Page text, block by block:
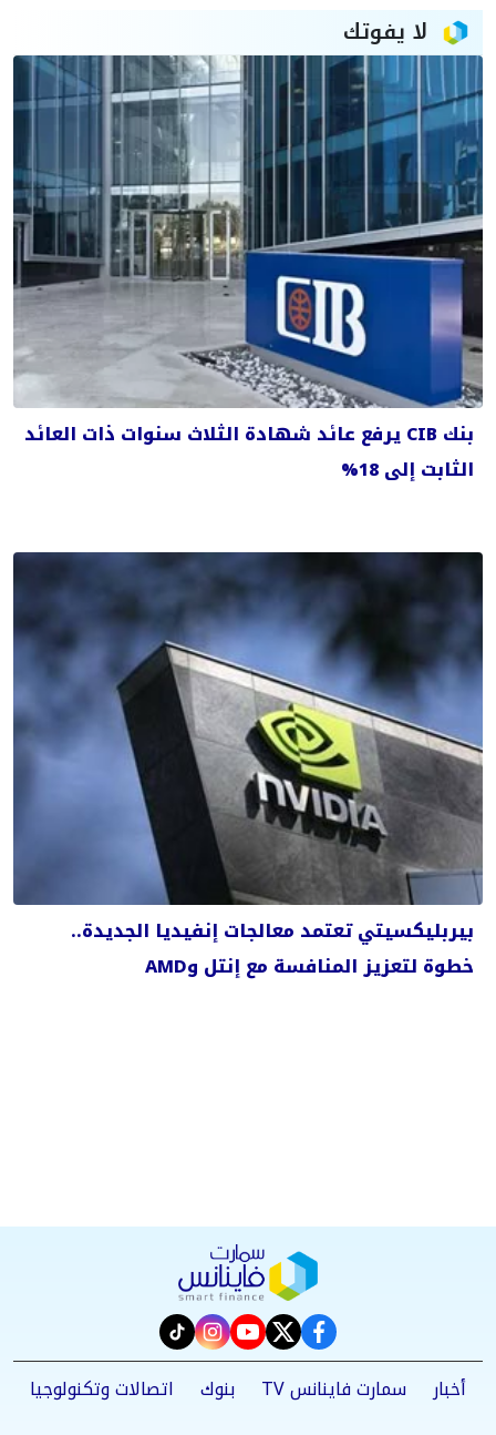
لا يفوتك
بنك CIB يرفع عائد شهادة الثلاث سنوات ذات العائد
الثابت إلى 18%
بيربليكسيتي تعتمد معالجات إنفيديا الجديدة..
خطوة لتعزيز المنافسة مع إنتل وAMD
facebook
twitter
youtube
instagram
tiktok
أخبار
سمارت فاينانس TV بنوك
اتصالات وتكنولوجيا